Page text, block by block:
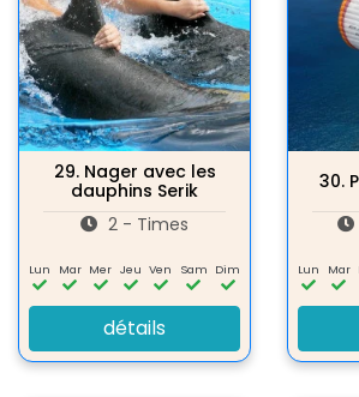
29. Nager avec les
dauphins Serik
2 - Times
Lun Mar Mer Jeu Ven Sam Dim
détails
30.
Lun Mar